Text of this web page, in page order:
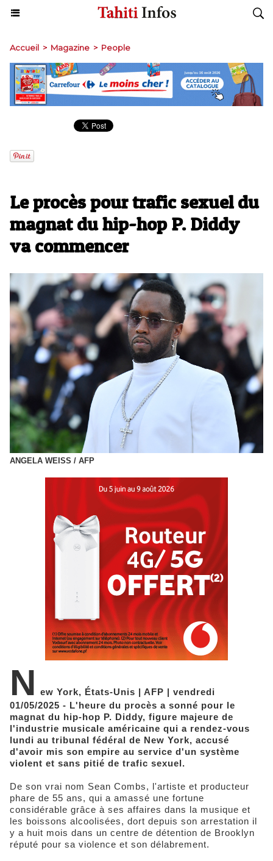
Accueil > Magazine > People
Le procès pour trafic sexuel du
magnat du hip-hop P. Diddy
va commencer
ANGELA WEISS / AFP
N ew York, États-Unis | AFP | vendredi
01/05/2025 - L'heure du procès a sonné pour le
magnat du hip-hop P. Diddy, figure majeure de
l'industrie musicale américaine qui a rendez-vous
lundi au tribunal fédéral de New York, accusé
d'avoir mis son empire au service d'un système
violent et sans pitié de trafic sexuel.
De son vrai nom Sean Combs, l'artiste et producteur
phare de 55 ans, qui a amassé une fortune
considérable grâce à ses affaires dans la musique et
les boissons alcoolisées, dort depuis son arrestation il
y a huit mois dans un centre de détention de Brooklyn
réputé pour sa violence et son délabrement.